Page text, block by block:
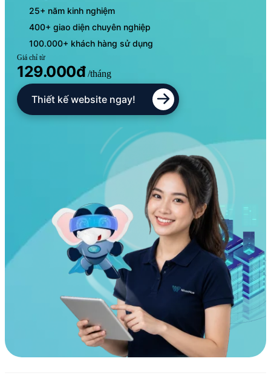
25+ năm kinh nghiệm
400+ giao diện chuyên nghiệp
100.000+ khách hàng sử dụng
Giá chỉ từ
129.000đ /tháng
Thiết kế website ngay!